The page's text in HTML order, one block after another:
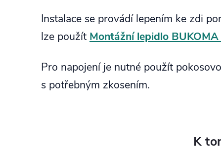
Instalace se provádí lepením ke zdi
lze použít Montážní lepidlo BUKOMA
Pro napojení je nutné použít
s potřebným zkosením.
K